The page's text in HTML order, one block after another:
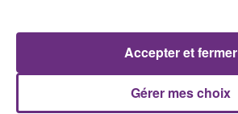
Je Pense A VousGérer mes choix
Accepter et fermer